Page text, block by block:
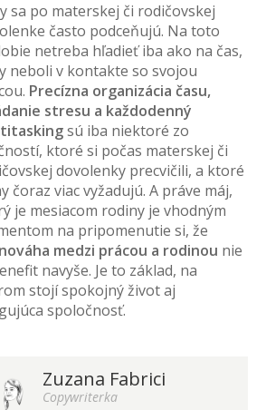
sa po materskej či rodičovskej
často podceňujú. Na toto
netreba hľadieť iba ako na čas,
neboli v kontakte so svojou
Precízna organizácia času,
stresu a každodenný
sú iba niektoré zo
ktoré si počas materskej či
dovolenky precvičili, a ktoré
čoraz viac vyžadujú. A práve máj,
je mesiacom rodiny je vhodným
na pripomenutie si, že
medzi prácou a rodinou nie
navyše. Je to základ, na
stojí spokojný život aj
spoločnosť.
Zuzana Fabrici
Copywriterka